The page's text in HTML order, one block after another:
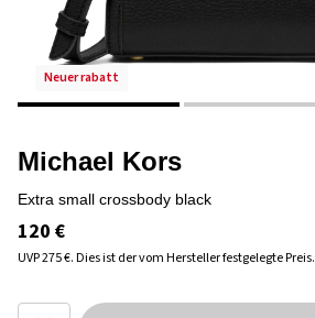
neuer rabatt
Michael Kors
extra small crossbody black
120 €
UVP275 €.Dies ist der vom Hersteller festgelegte Preis.